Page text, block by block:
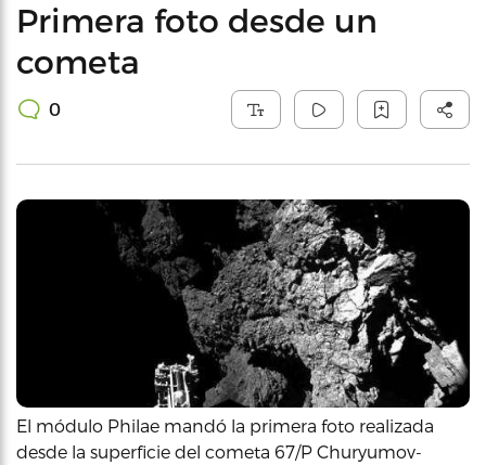
Primera foto desde un
cometa
0
El módulo Philae mandó la primera foto realizada
desde la superficie del cometa 67/P Churyumov-